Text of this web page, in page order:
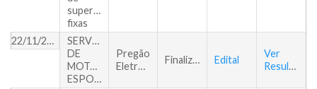
superfícies
fixas
22/11/2018
SERVIÇOS
DE
MOTOFRETE
ESPORÁDICO
Pregão
Eletrônico
Finalizado Edital
Ver
Resultado